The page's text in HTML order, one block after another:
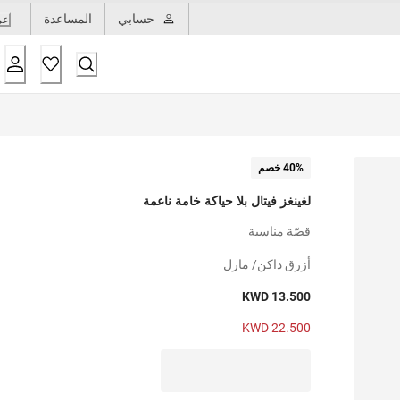
حسابي المساعدة
40% خصم
لغينغز فيتال بلا حياكة خامة ناعمة
قصّة مناسبة
أزرق داكن/ مارل
KWD 13.500
KWD 22.500